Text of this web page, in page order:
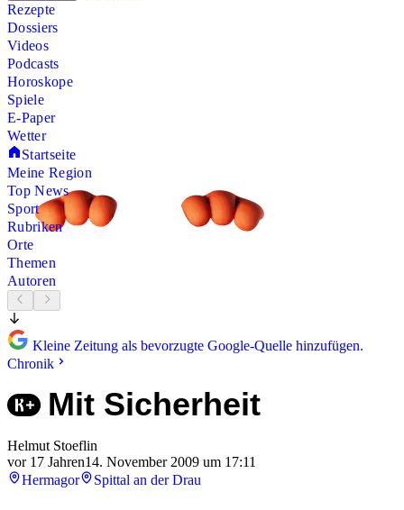
Rezepte
Dossiers
Videos
Podcasts
Horoskope
Spiele
E-Paper
Wetter
Startseite
Meine Region
Top News
Sport
Rubriken
Orte
Themen
Autoren
Kleine Zeitung als bevorzugte Google-Quelle hinzufügen.
Chronik
Mit Sicherheit
Helmut Stoeflin
vor 17 Jahren14. November 2009 um 17:11
Hermagor
Spittal an der Drau